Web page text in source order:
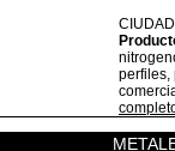
perfiles,